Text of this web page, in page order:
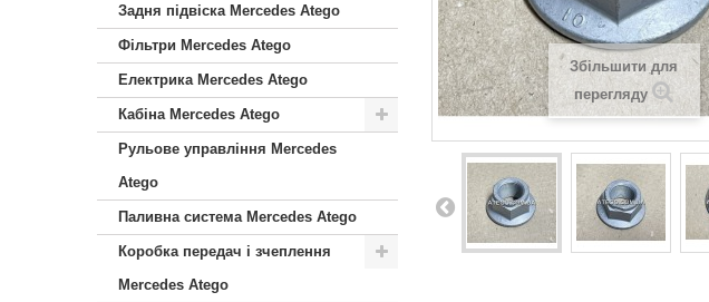
Задня підвіска Mercedes Atego
Фільтри Mercedes Atego
Електрика Mercedes Atego
Кабіна Mercedes Atego
Рульове управління Mercedes
Atego
Паливна система Mercedes Atego
Коробка передач і зчеплення
Mercedes Atego
Збільшити для
перегляду